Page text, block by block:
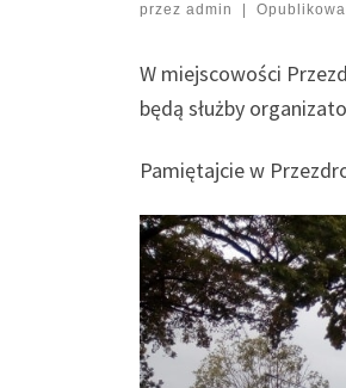
przez admin
W miejscowości
będą służby
Pamiętajcie w